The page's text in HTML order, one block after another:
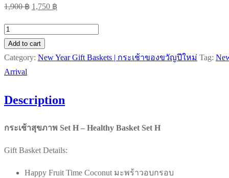
1,900฿ Original
was:
1,900 ฿.
1,750 ฿
is:
กระเช้า
สุขภาพ
Set
H
Add to cart
Category: New Year Gift Baskets | กระเช้าของขวัญปีใหม่ Tag:
Arrival
Description
กระเช้าสุขภาพ Set H – Healthy Basket Set H
Gift Basket Details:
Happy Fruit Time Coconut มะพร้าวอบกรอบ